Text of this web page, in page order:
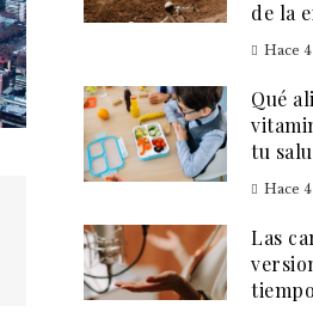
de la
Hace
Qué
tu
Hace
Las